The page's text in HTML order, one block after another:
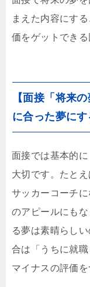
まえた内容にす
価をゲットできる
【面接「将来
に合った夢にす
面接では基本的
大切です。たと
サッカーコーチ
のアピールにも
る夢は素晴らし
合は「うちに就職
マイナスの評価を